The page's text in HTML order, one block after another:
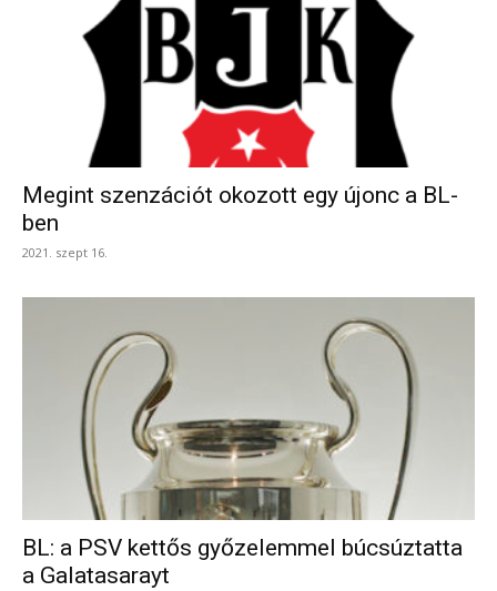
Megint szenzációt okozott egy újonc a BL-
ben
2021. szept 16.
BL: a PSV kettős győzelemmel búcsúztatta
a Galatasarayt